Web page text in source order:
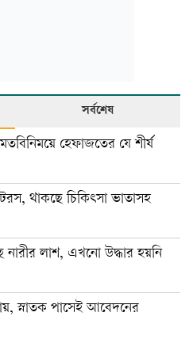
সর্বশেষ
মতবিনিময়ে হেফাজতের যে শীর্ষ
থাকছে চিকিৎসা ভাতাসহ
নারীর লাশ, এখনো উদ্ধার হয়নি
স্নাতক পাসেই আবেদনের